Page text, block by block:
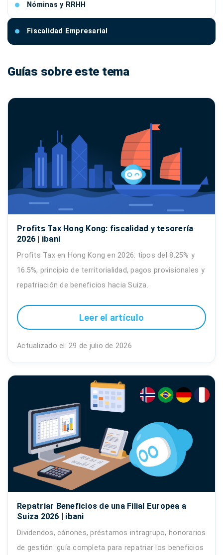
Nóminas y RRHH
Fiscalidad Empresarial
Guías sobre este tema
Profits Tax Hong Kong: fiscalidad y tesorería
2026 | ibani
Profits Tax en Hong Kong en 2026: tipos del 8.25% y
16.5%, principio de territorialidad, pagos provisionales y
repatriación de beneficios hacia Suiza.
Leer el artículo
Actualizado el: 29 de julio de 2026
Repatriar Beneficios de una Filial Europea a
Suiza 2026 | ibani
Dividendos, cánones, préstamos intragrupo, honorarios
de gestión: guía completa para repatriar los beneficios